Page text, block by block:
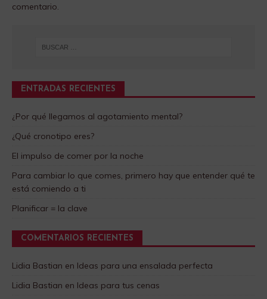
comentario.
ENTRADAS RECIENTES
¿Por qué llegamos al agotamiento mental?
¿Qué cronotipo eres?
El impulso de comer por la noche
Para cambiar lo que comes, primero hay que entender qué te
está comiendo a ti
Planificar = la clave
COMENTARIOS RECIENTES
Lidia Bastian en Ideas para una ensalada perfecta
Lidia Bastian en Ideas para tus cenas